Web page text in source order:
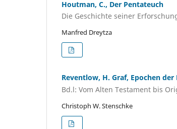
Houtman, C., Der Pentateuch
Die Geschichte seiner
Manfred Dreytza
Reventlow, H. Graf, Epochen
Bd.l: Vom Alten Testament bis
Christoph W. Stenschke